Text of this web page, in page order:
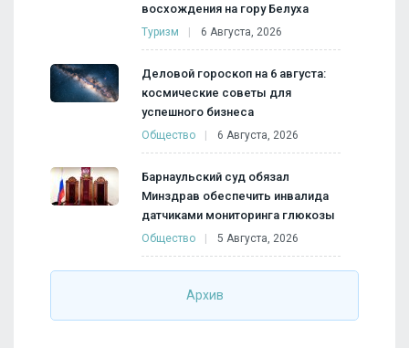
восхождения на гору Белуха
Туризм 6 Августа, 2026
Деловой гороскоп на 6 августа:
космические советы для
успешного бизнеса
Общество 6 Августа, 2026
Барнаульский суд обязал
Минздрав обеспечить инвалида
датчиками мониторинга глюкозы
Общество 5 Августа, 2026
Архив